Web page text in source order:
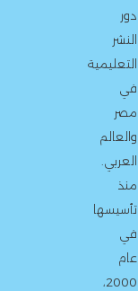
دور
النشر
التعليمية
في
مصر
والعالم
العربي.
منذ
تأسيسها
في
عام
2000،